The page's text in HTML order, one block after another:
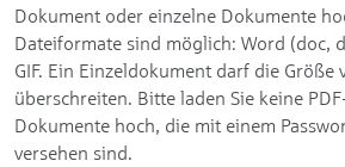
Dokument oder einzelne Dokumente
Dateiformate sind möglich: Word (doc,
GIF. Ein Einzeldokument darf die Größe
überschreiten. Bitte laden Sie keine
Dokumente hoch, die mit einem
versehen sind.